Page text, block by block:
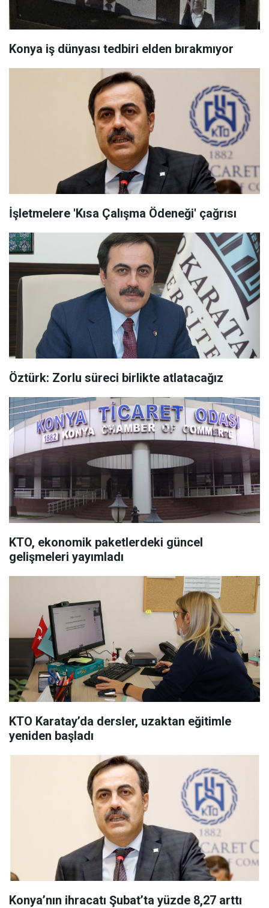
Konya iş dünyası tedbiri elden bırakmıyor
İşletmelere 'Kısa Çalışma Ödeneği' çağrısı
Öztürk: Zorlu süreci birlikte atlatacağız
KTO, ekonomik paketlerdeki güncel
gelişmeleri yayımladı
KTO Karatay’da dersler, uzaktan eğitimle
yeniden başladı
Konya’nın ihracatı Şubat’ta yüzde 8,27 arttı